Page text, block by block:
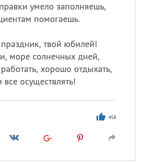
умело заполняешь,
помогаешь.
твой юбилей!
море солнечных дней,
хорошо отдыхать,
осуществлять!
458